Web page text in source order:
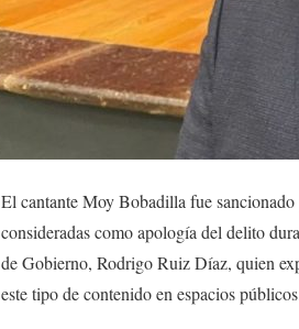
El cantante Moy Bobadilla fue
consideradas como apología del delito
de Gobierno, Rodrigo Ruiz Díaz, quien
este tipo de contenido en espacios